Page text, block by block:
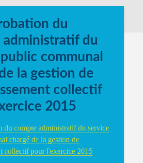
du
administratif du
communal
la gestion de
collectif
2015
du compte administratif du service
chargé de la gestion de
collectif pour l'exercice 2015